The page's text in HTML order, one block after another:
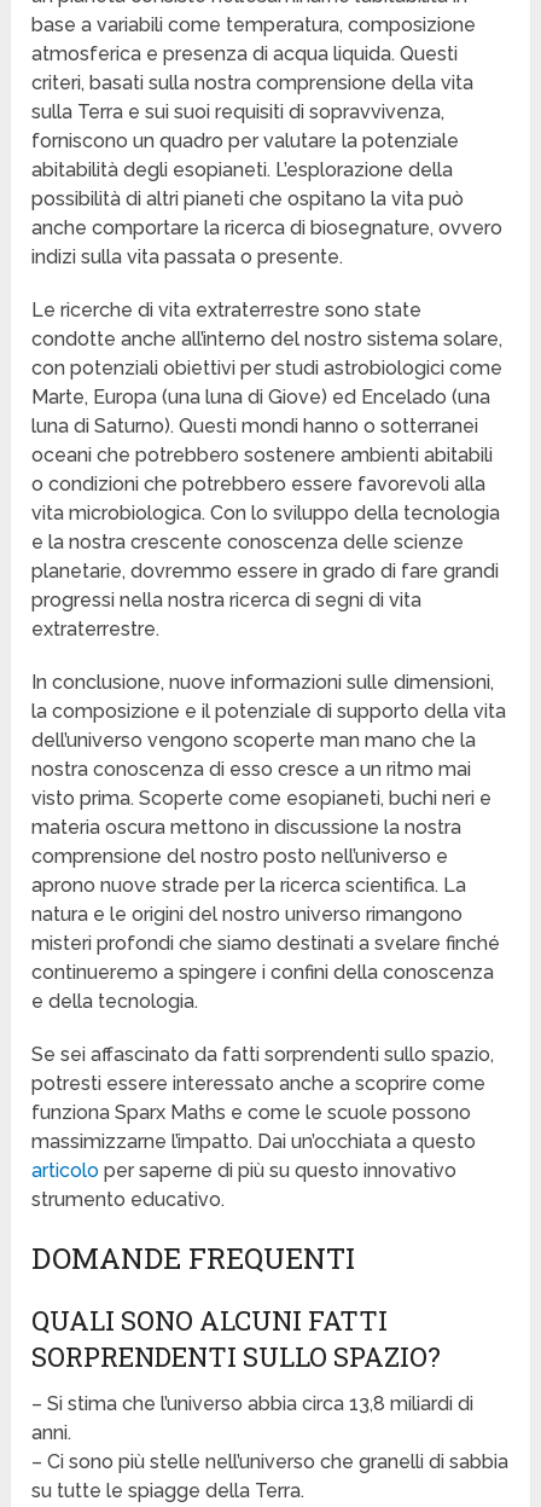
base a variabili come temperatura, composizione
atmosferica e presenza di acqua liquida. Questi
criteri, basati sulla nostra comprensione della vita
sulla Terra e sui suoi requisiti di sopravvivenza,
forniscono un quadro per valutare la potenziale
abitabilità degli esopianeti. L’esplorazione della
possibilità di altri pianeti che ospitano la vita può
anche comportare la ricerca di biosegnature, ovvero
indizi sulla vita passata o presente.
Le ricerche di vita extraterrestre sono state
condotte anche all’interno del nostro sistema solare,
con potenziali obiettivi per studi astrobiologici come
Marte, Europa (una luna di Giove) ed Encelado (una
luna di Saturno). Questi mondi hanno o sotterranei
oceani che potrebbero sostenere ambienti abitabili
o condizioni che potrebbero essere favorevoli alla
vita microbiologica. Con lo sviluppo della tecnologia
e la nostra crescente conoscenza delle scienze
planetarie, dovremmo essere in grado di fare grandi
progressi nella nostra ricerca di segni di vita
extraterrestre.
In conclusione, nuove informazioni sulle dimensioni,
la composizione e il potenziale di supporto della vita
dell’universo vengono scoperte man mano che la
nostra conoscenza di esso cresce a un ritmo mai
visto prima. Scoperte come esopianeti, buchi neri e
materia oscura mettono in discussione la nostra
comprensione del nostro posto nell’universo e
aprono nuove strade per la ricerca scientifica. La
natura e le origini del nostro universo rimangono
misteri profondi che siamo destinati a svelare finché
continueremo a spingere i confini della conoscenza
e della tecnologia.
Se sei affascinato da fatti sorprendenti sullo spazio,
potresti essere interessato anche a scoprire come
funziona Sparx Maths e come le scuole possono
massimizzarne l’impatto. Dai un’occhiata a questo
articolo per saperne di più su questo innovativo
strumento educativo.
DOMANDE FREQUENTI
QUALI SONO ALCUNI FATTI
SORPRENDENTI SULLO SPAZIO?
– Si stima che l’universo abbia circa 13,8 miliardi di
anni.
– Ci sono più stelle nell’universo che granelli di sabbia
su tutte le spiagge della Terra.